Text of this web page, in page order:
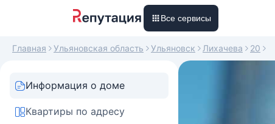
Все сервисы
Главная Ульяновская область Ульяновск Лихачева 20
Информация о доме
Квартиры по адресу